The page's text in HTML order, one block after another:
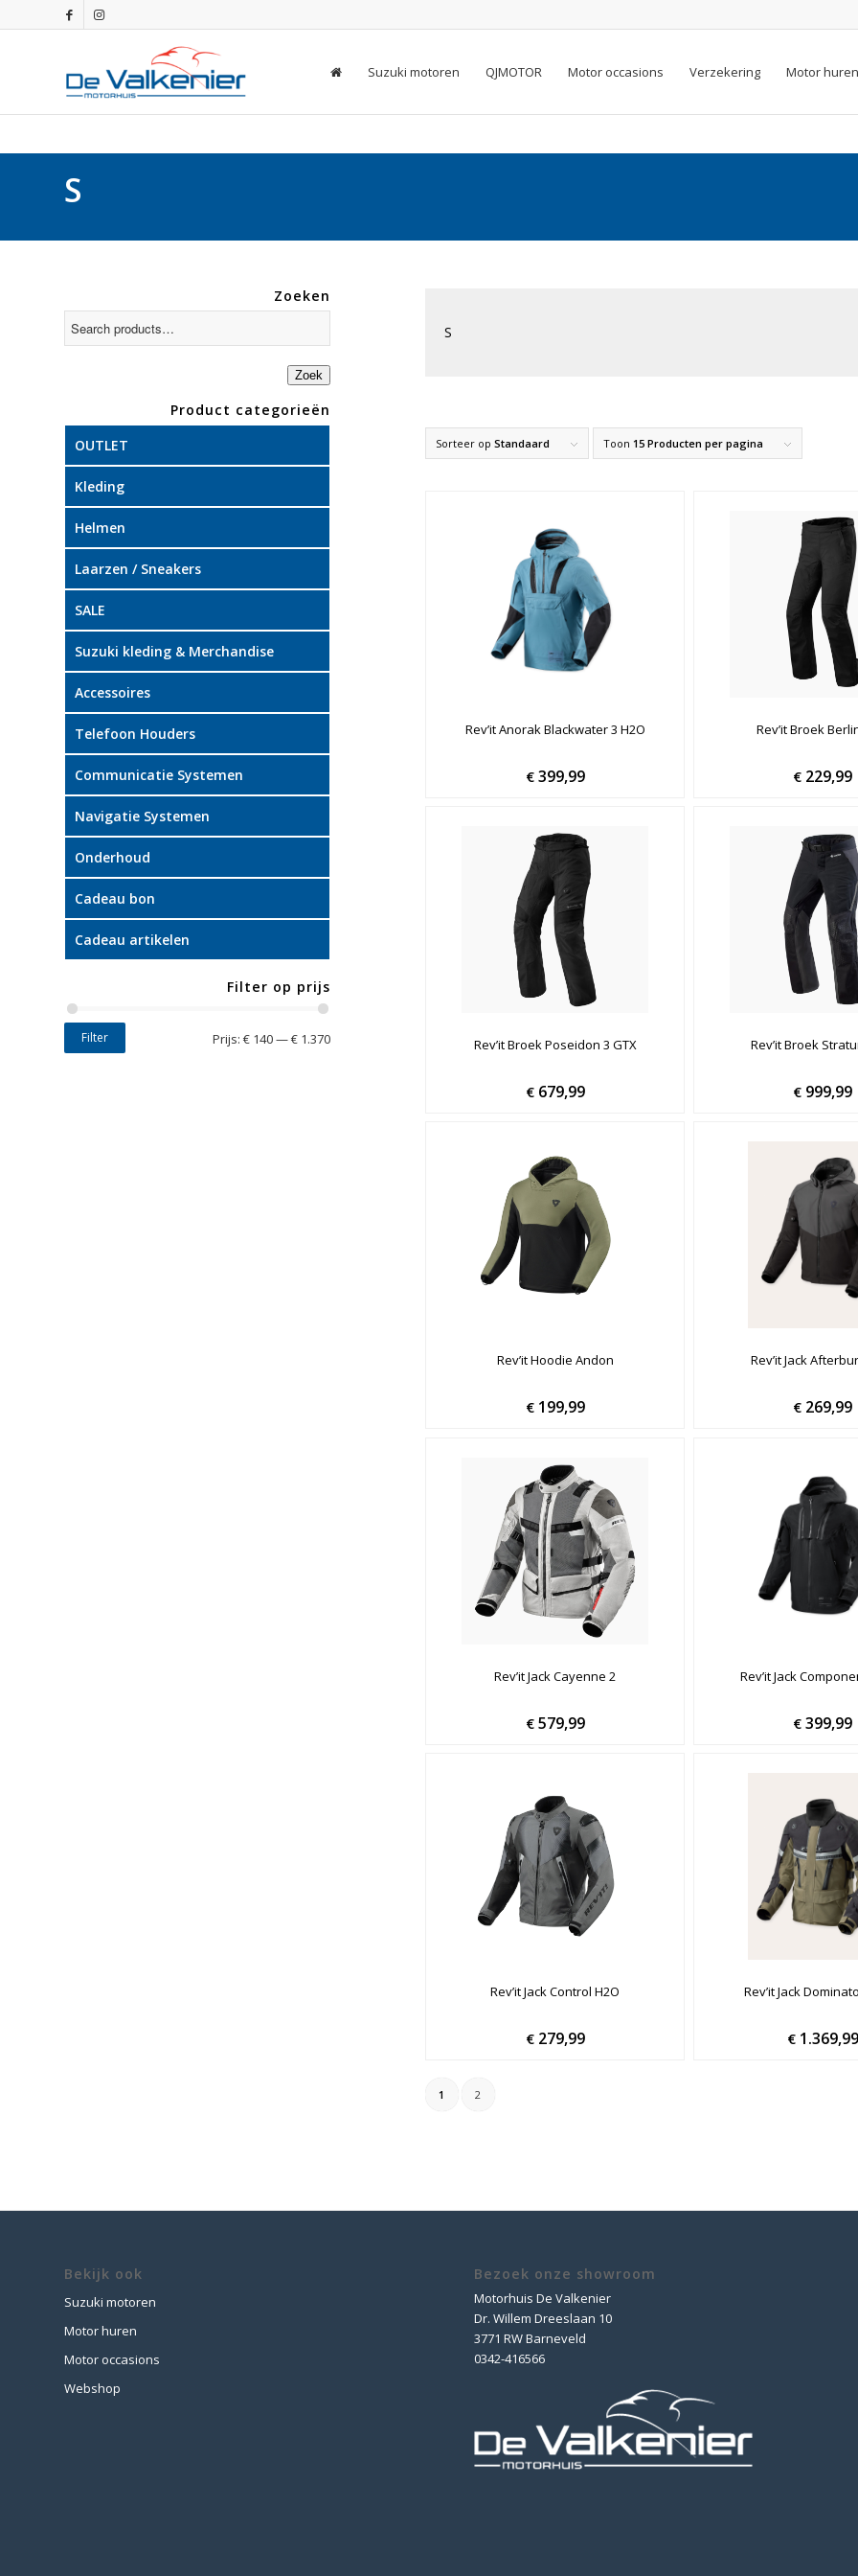
Suzuki motoren QJMOTOR Motor occasions Verzekering Motor huren
S
S
Sorteer op Standaard Toon 15 Producten per pagina
Rev’it Anorak Blackwater 3 H2O
€399,99
Rev’it Broek
€ 229,99
Rev’it Broek Poseidon 3 GTX
€679,99
Rev’it Broek
€ 999,99
Rev’it Hoodie Andon
€199,99
Rev’it Jack
€ 269,99
Rev’it Jack Cayenne 2
€579,99
Rev’it Jack
€ 399,99
Rev’it Jack Control H2O
€279,99
Rev’it Jack
€1.369,99
1 2
Zoeken
Zoek
Product categorieën
OUTLET
Kleding
Helmen
Laarzen / Sneakers
SALE
Suzuki kleding & Merchandise
Accessoires
Telefoon Houders
Communicatie Systemen
Navigatie Systemen
Onderhoud
Cadeau bon
Cadeau artikelen
Filter op prijs
Filter Prijs: € 140—€ 1.370
Bekijk ook
Suzuki motoren
Motor huren
Motor occasions
Webshop
Bezoek onze showroom
Motorhuis De Valkenier
Dr. Willem Dreeslaan 10
3771 RW Barneveld
0342-416566